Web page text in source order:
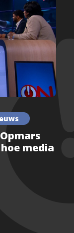
media